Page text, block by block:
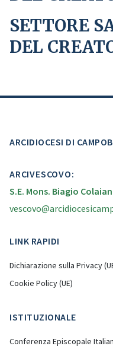
SETTORE
DEL
ARCIDIOCESI DI
ARCIVESCOVO:
S.E. Mons. Biagio
LINK RAPIDI
Dichiarazione sulla Privacy
Cookie Policy (UE)
ISTITUZIONALE
Conferenza Episcopale